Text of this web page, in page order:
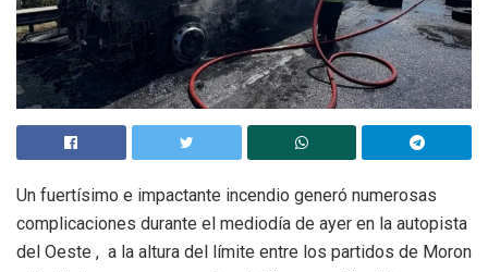
Un fuertísimo e impactante incendio generó numerosas
complicaciones durante el mediodía de ayer en la autopista
del Oeste , a la altura del límite entre los partidos de Moron